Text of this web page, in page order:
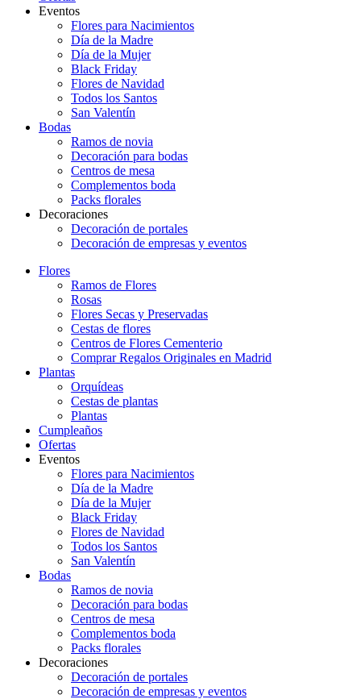
Eventos
Flores para Nacimientos
Día de la Madre
Día de la Mujer
Black Friday
Flores de Navidad
Todos los Santos
San Valentín
Bodas
Ramos de novia
Decoración para bodas
Centros de mesa
Complementos boda
Packs florales
Decoraciones
Decoración de portales
Decoración de empresas y eventos
Flores
Ramos de Flores
Rosas
Flores Secas y Preservadas
Cestas de flores
Centros de Flores Cementerio
Comprar Regalos Originales en Madrid
Plantas
Orquídeas
Cestas de plantas
Plantas
Cumpleaños
Ofertas
Eventos
Flores para Nacimientos
Día de la Madre
Día de la Mujer
Black Friday
Flores de Navidad
Todos los Santos
San Valentín
Bodas
Ramos de novia
Decoración para bodas
Centros de mesa
Complementos boda
Packs florales
Decoraciones
Decoración de portales
Decoración de empresas y eventos